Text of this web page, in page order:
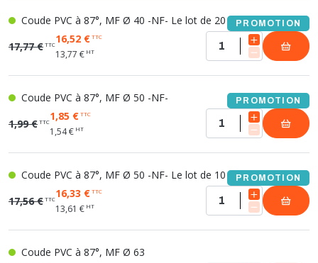
Coude PVC à 87°, MF Ø 40 -NF- Le lot de 20 PROMOTION
17,77 €TTC16,52 €TTC
13,77 € HT
Coude PVC à 87°, MF Ø 50 -NF- PROMOTION
1,99 €TTC1,85 €TTC
1,54 € HT
Coude PVC à 87°, MF Ø 50 -NF- Le lot de 10 PROMOTION
17,56 €TTC16,33 €TTC
13,61 € HT
Coude PVC à 87°, MF Ø 63